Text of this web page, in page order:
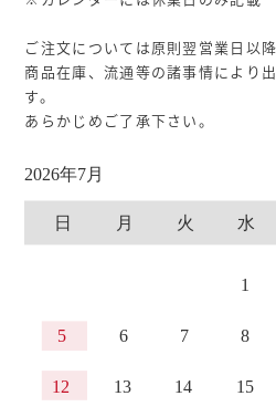
ご注文については原則翌営業日以
商品在庫、流通等の諸事情により
す。
あらかじめご了承下さい。